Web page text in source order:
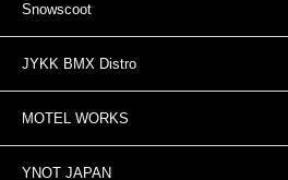
Snowscoot
JYKK BMX Distro
MOTEL WORKS
YNOT JAPAN